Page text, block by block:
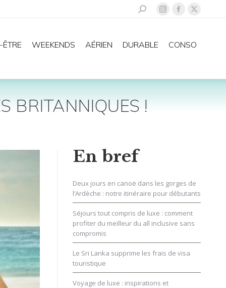
Recherche
La
Instagram
une
La
Facebook
une
La
X
une
ÊTRE WEEKENDS AÉRIEN DURABLE CONSO
BRITANNIQUES !
En bref
Deux jours en canoë dans les gorges de
l’Ardèche : notre itinéraire pour débutants
Séjours tout compris de luxe : comment
profiter du meilleur du all inclusive sans
compromis
Le Sri Lanka supprime les frais de visa
touristique
Voyage de luxe : inspirations et